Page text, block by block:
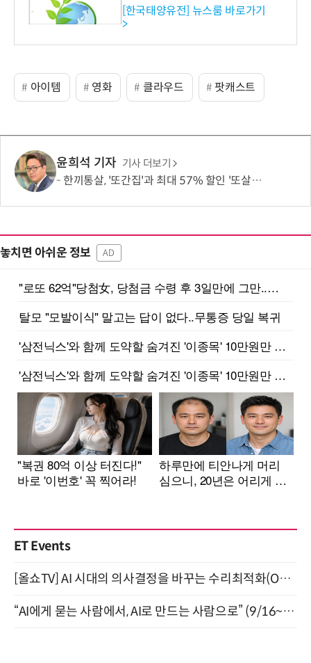
수준 온실가스 감축 추진
[한국태양유전] 뉴스룸 바로가기
>
아이템 영화 클라우드 팟캐스트
윤희석 기자 기사 더보기
한끼통살, '또간집'과 최대 57% 할인 '또살집' 프로모션
놓치면 아쉬운 정보 AD
ET Events
[올쇼TV] AI 시대의 의사결정을 바꾸는 수리최적화(Optimization) 소개 (8/20 생방송)
“AI에게 묻는 사람에서, AI로 만드는 사람으로” (9/16~17)